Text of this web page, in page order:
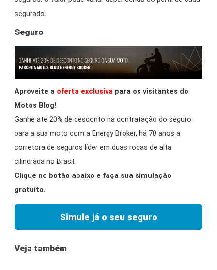
segurado.
Seguro
Aproveite a oferta exclusiva para os visitantes do
Motos Blog!
Ganhe até 20% de desconto na contratação do seguro
para a sua moto com a Energy Broker, há 70 anos a
corretora de seguros líder em duas rodas de alta
cilindrada no Brasil.
Clique no botão abaixo e faça sua simulação
gratuita.
Simule já o seu seguro
Veja também